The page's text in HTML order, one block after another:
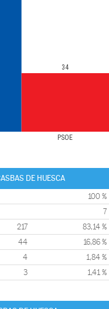
PSOE
34
DE HUESCA
100 %
7
217 83,14 %
44 16,86 %
4 1,84 %
3 1,41 %